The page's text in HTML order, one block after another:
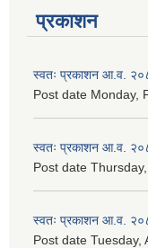
प्रकाशन
स्वतः प्रकाशन आ.व.
Post date Monday,
स्वतः प्रकाशन आ.व.
Post date
स्वतः प्रकाशन आ.व.
Post date Tuesday,